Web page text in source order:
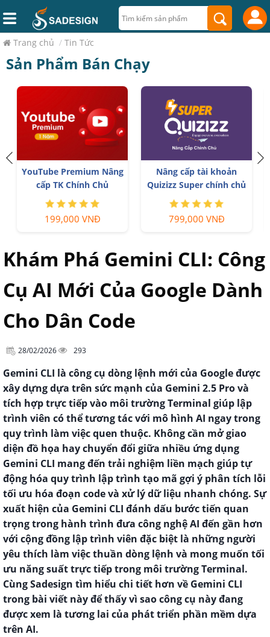
Trang chủ / Tin Tức
Sản Phẩm Bán Chạy
YouTube Premium Nâng
cấp TK Chính Chủ
199,000 VNĐ
Nâng cấp tài khoản
Quizizz Super chính chủ
799,000 VNĐ
Khám Phá Gemini CLI: Công
Cụ AI Mới Của Google Dành
Cho Dân Code
28/02/2026 293
Gemini CLI là công cụ dòng lệnh mới của Google được
xây dựng dựa trên sức mạnh của Gemini 2.5 Pro và
tích hợp trực tiếp vào môi trường Terminal giúp lập
trình viên có thể tương tác với mô hình AI ngay trong
quy trình làm việc quen thuộc. Không cần mở giao
diện đồ họa hay chuyển đổi giữa nhiều ứng dụng
Gemini CLI mang đến trải nghiệm liền mạch giúp tự
động hóa quy trình lập trình tạo mã gợi ý phân tích lỗi
tối ưu hóa đoạn code và xử lý dữ liệu nhanh chóng. Sự
xuất hiện của Gemini CLI đánh dấu bước tiến quan
trọng trong hành trình đưa công nghệ AI đến gần hơn
với cộng đồng lập trình viên đặc biệt là những người
yêu thích làm việc thuần dòng lệnh và mong muốn tối
ưu năng suất trực tiếp trong môi trường Terminal.
Cùng Sadesign tìm hiểu chi tiết hơn về Gemini CLI
trong bài viết này để thấy vì sao công cụ này đang
được xem là tương lai của phát triển phần mềm dựa
trên AI.